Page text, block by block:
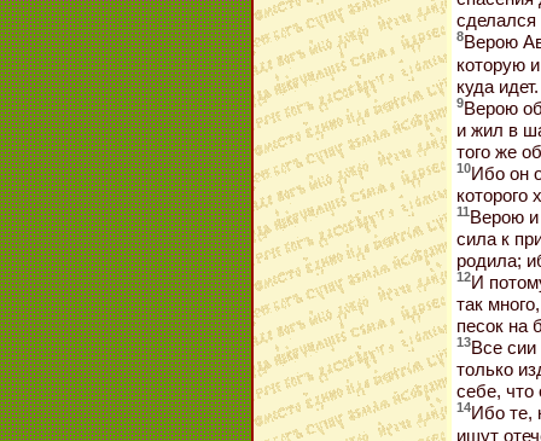
сделался
8Верою
которую
куда идет.
9Верою
и жил в
того же
10Ибо он
которого
11Верою
сила к
родила;
12И
так
песок на
13Все сии
только
себе, что
14Ибо те,
ищут